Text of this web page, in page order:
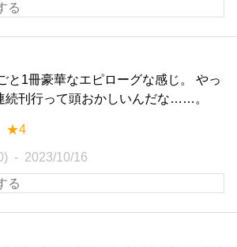
と1冊豪華なエピローグな感じ。 やっ
続刊行って頭おかしいんだな……。
★4
2023/10/16